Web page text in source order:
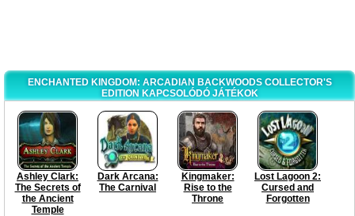
ENCHANTED KINGDOM: ARCADIAN BACKWOODS COLLECTOR'S
EDITION KAPCSOLÓDÓ JÁTÉKOK
Ashley Clark:
The Secrets of
the Ancient
Temple
Dark Arcana:
The Carnival
Kingmaker:
Rise to the
Throne
Lost Lagoon 2:
Cursed and
Forgotten